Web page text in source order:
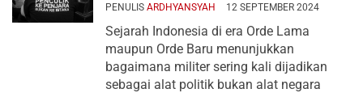
PENULIS ARDHYANSYAH 12 SEPTEMBER 2024
Sejarah Indonesia di era Orde Lama
maupun Orde Baru menunjukkan
bagaimana militer sering kali dijadikan
sebagai alat politik bukan alat negara